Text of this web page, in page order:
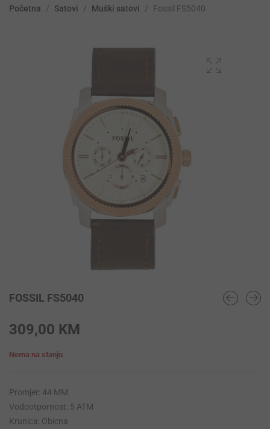
Početna / Satovi / Muški satovi / Fossil FS5040
FOSSIL FS5040
309,00 KM
Nema na stanju
Promjer: 44 MM
Vodootpornost: 5 ATM
Krunica: Obicna